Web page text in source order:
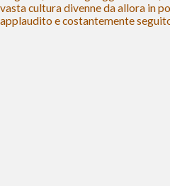
vasta cultura divenne da allora in
applaudito e costantemente